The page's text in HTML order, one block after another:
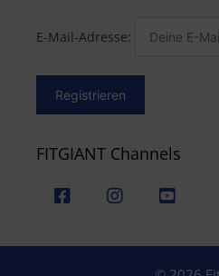
E-Mail-Adresse:
FITGIANT Channels